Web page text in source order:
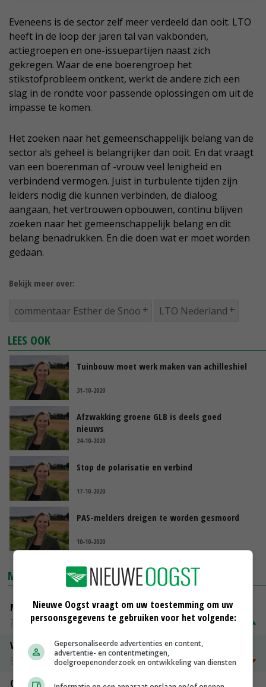
Eveneens is de sector zelf meer verdeeld dan ooit. LTO
heeft in de loop der jaren tal van vakbonden,
actiegroepen en one-issuepartijen naast zich
gekregen. Waar de ene boerengroep het
stikstofprobleem ontkent, werkt de andere zich een
slag in de rondte voor passende oplossingen om uit de
impasse te komen.
Het zoeken naar het gemeenschappelijk belang van de
sector als geheel is belangrijker dan ooit. En dat vraagt
van een boerenman of -vrouw veel lenigheid en
verbindend vermogen. Juist in turbulente tijden zijn
leiders nodig die kunnen verbinden, de dialoog
aangaan, het vertrouwen opbouwen, continu blijven
zoeken naar het gemeenschappelijk belang en dit
belang benadrukken. En die doen wat er moet worden
gedaan.
Bekijk meer over:
commentaar Esther de Snoo LTO Nederland
LEES OOK
Tuinbouw moet werk maken van achilleshiel
31-10-2020
Afzwakking groene GLB is deels goed
nieuws
24-10-2020
Stop de polarisatie en verbind
17-10-2020
PAS-melders dreigen te worden gesmoord
10-10-2020
MARKTPRIJZEN
Magere melkpoeder
Zuivel NL
€ 269,00 € 7,00
Vleeskuikens 2001-2600 gr
Barneveld
€ 1,09~ € 1,11
Gerst
Nieuwe Oogst vraagt om uw toestemming om uw
persoonsgegevens te gebruiken voor het volgende:
Gepersonaliseerde advertenties en content,
advertentie- en contentmetingen,
doelgroepenonderzoek en ontwikkeling van diensten